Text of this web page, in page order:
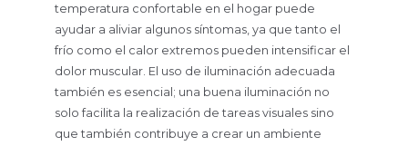
temperatura confortable en el hogar puede
ayudar a aliviar algunos síntomas, ya que tanto el
frío como el calor extremos pueden intensificar el
dolor muscular. El uso de iluminación adecuada
también es esencial; una buena iluminación no
solo facilita la realización de tareas visuales sino
que también contribuye a crear un ambiente